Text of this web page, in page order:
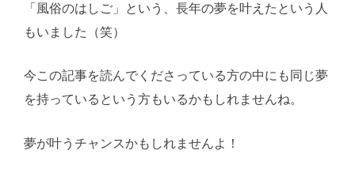
「風俗のはしご」という、長年の夢を叶えたという人
もいました（笑）
今この記事を読んでくださっている方の中にも同じ夢
を持っているという方もいるかもしれませんね。
夢が叶うチャンスかもしれませんよ！